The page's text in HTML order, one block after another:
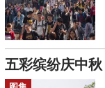
五彩缤纷庆中秋